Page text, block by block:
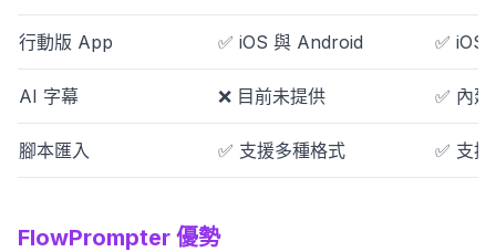
行動版 App ✅ iOS 與 Android ✅ iOS
AI 字幕 ❌ 目前未提供 ✅ 內
腳本匯入 ✅ 支援多種格式 ✅ 支
FlowPrompter 優勢